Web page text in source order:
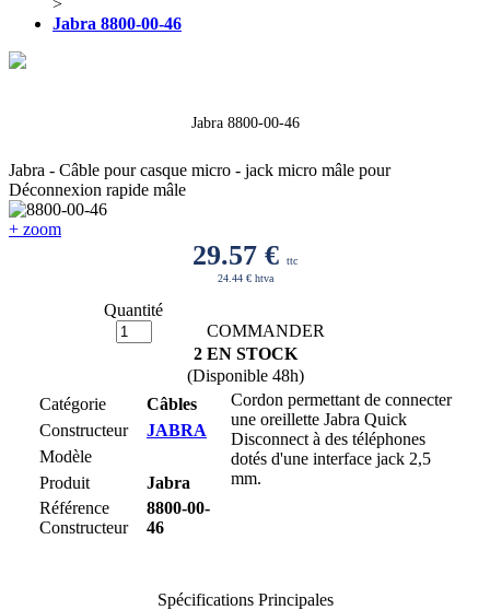
>
Jabra 8800-00-46
Jabra 8800-00-46
Jabra - Câble pour casque micro - jack micro mâle pour
Déconnexion rapide mâle
+ zoom
29.57 €
ttc
24.44 € htva
Quantité
COMMANDER
2 EN STOCK
(Disponible 48h)
Catégorie
Câbles
Constructeur
JABRA
Modèle
Produit
Jabra
Référence
Constructeur
8800-00-
46
Cordon permettant de connecter
une oreillette Jabra Quick
Disconnect à des téléphones
dotés d'une interface jack 2,5
mm.
Spécifications Principales